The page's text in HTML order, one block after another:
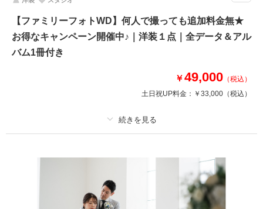
【2026年9月までの撮影限定】基本料金50%OFF・平日試着で衣装ランクア
ップ50%OFF
定価139,000円→69,500円
＊約100カットの全データ付き
＊基本料50%オフ・衣装ランクアップ50%オフ
このプランで撮影可能な撮影レポート
撮影日：2026年2月10日
相談予約する
来店・オンライン
撮影日の空き
を確認する
【ファミリーフォトWD】何人で撮っても追加料金無★
お得なキャンペーン開催中♪｜洋装１点｜全データ＆アル
バム1冊付き
￥49,000 （税込）
土日祝UP料金： ￥33,000 （税込）
新郎衣装1着
小物一式
データ 50 カット 台紙付写真